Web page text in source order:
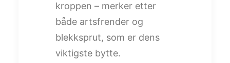
kroppen – merker etter
både artsfrender og
blekksprut, som er dens
viktigste bytte.